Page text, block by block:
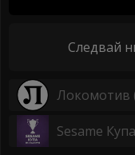
Следвай
Локомотив
Sesame